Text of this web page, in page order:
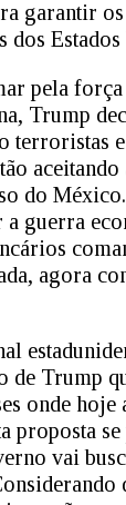
garantir os
Estados
pela força
Trump
terroristas
do
a guerra
agora
de Trump
onde hoje
proposta se
vai